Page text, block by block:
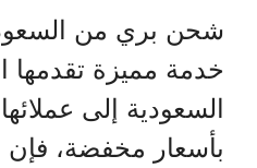
شحن بري من
خدمة مميزة تقدمها
السعودية إلى
بأسعار مخفضة،